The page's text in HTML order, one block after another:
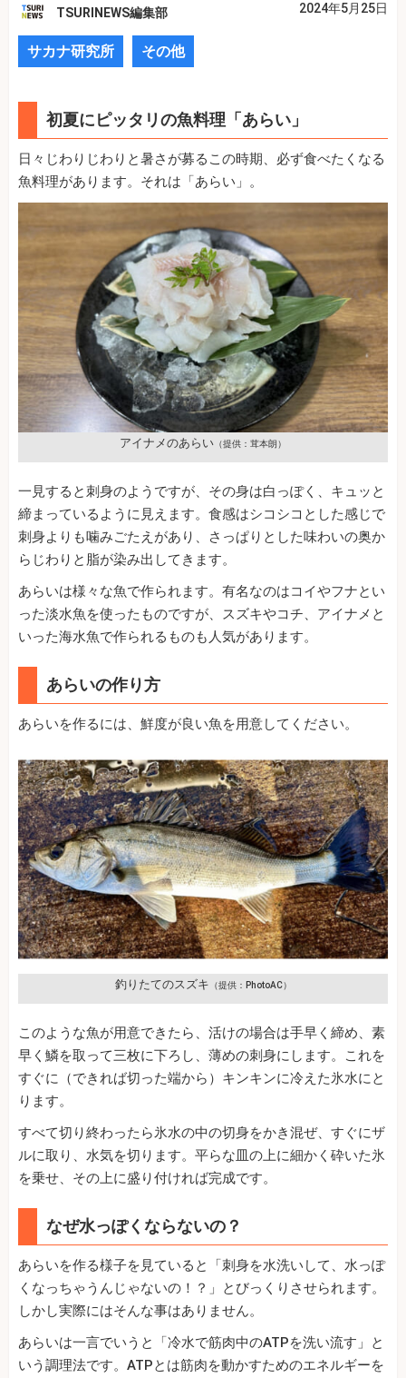
TSURINEWS編集部 2024年5月25日
サカナ研究所 その他
初夏にピッタリの魚料理「あらい」
日々じわりじわりと暑さが募るこの時期、必ず食べたくなる
魚料理があります。それは「あらい」。
アイナメのあらい （提供：茸本朗）
一見すると刺身のようですが、その身は白っぽく、キュッと
締まっているように見えます。食感はシコシコとした感じで
刺身よりも噛みごたえがあり、さっぱりとした味わいの奥か
らじわりと脂が染み出してきます。
あらいは様々な魚で作られます。有名なのはコイやフナとい
った淡水魚を使ったものですが、スズキやコチ、アイナメと
いった海水魚で作られるものも人気があります。
あらいの作り方
あらいを作るには、鮮度が良い魚を用意してください。
釣りたてのスズキ （提供：PhotoAC）
このような魚が用意できたら、活けの場合は手早く締め、素
早く鱗を取って三枚に下ろし、薄めの刺身にします。これを
すぐに（できれば切った端から）キンキンに冷えた氷水にと
ります。
すべて切り終わったら氷水の中の切身をかき混ぜ、すぐにザ
ルに取り、水気を切ります。平らな皿の上に細かく砕いた氷
を乗せ、その上に盛り付ければ完成です。
なぜ水っぽくならないの？
あらいを作る様子を見ていると「刺身を水洗いして、水っぽ
くなっちゃうんじゃないの！？」とびっくりさせられます。
しかし実際にはそんな事はありません。
あらいは一言でいうと「冷水で筋肉中のATPを洗い流す」と
いう調理法です。ATPとは筋肉を動かすためのエネルギーを